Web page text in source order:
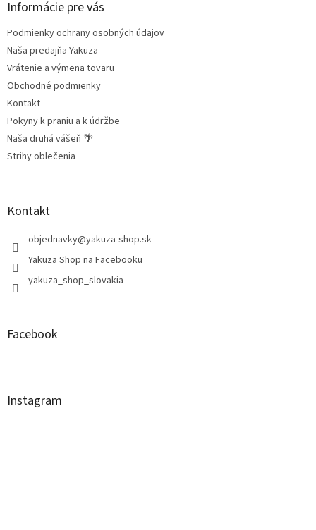
Informácie pre vás
Podmienky ochrany osobných údajov
Naša predajňa Yakuza
Vrátenie a výmena tovaru
Obchodné podmienky
Kontakt
Pokyny k praniu a k údržbe
Naša druhá vášeň 🌴
Strihy oblečenia
Kontakt
objednavky@yakuza-shop.sk
Yakuza Shop na Facebooku
yakuza_shop_slovakia
Facebook
Instagram